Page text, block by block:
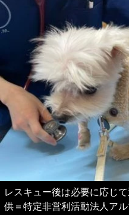
レスキュー後は必要に応じ
供＝特定非営利活動法人アル